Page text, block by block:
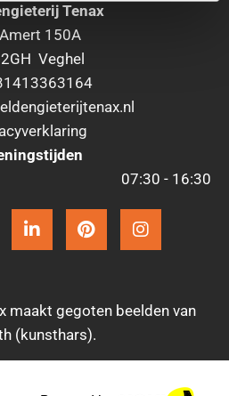
Tenax
150A
Veghel
07:30 - 16:30
maakt gegoten beelden van
(kunsthars).